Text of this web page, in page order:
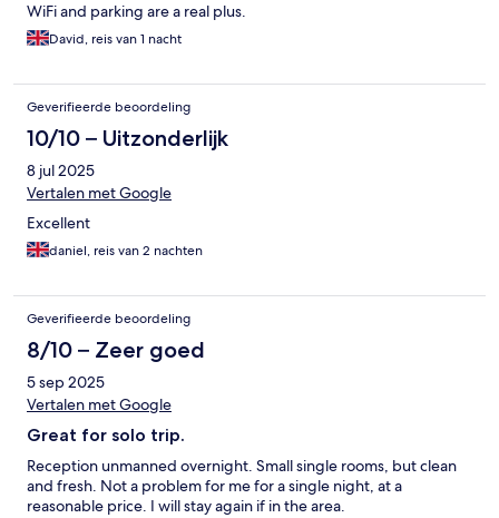
WiFi and parking are a real plus.
David, reis van 1 nacht
Geverifieerde beoordeling
10/10 – Uitzonderlijk
8 jul 2025
Vertalen met Google
Excellent
daniel, reis van 2 nachten
Geverifieerde beoordeling
8/10 – Zeer goed
5 sep 2025
Vertalen met Google
Great for solo trip.
Reception unmanned overnight. Small single rooms, but clean
and fresh. Not a problem for me for a single night, at a
reasonable price. I will stay again if in the area.